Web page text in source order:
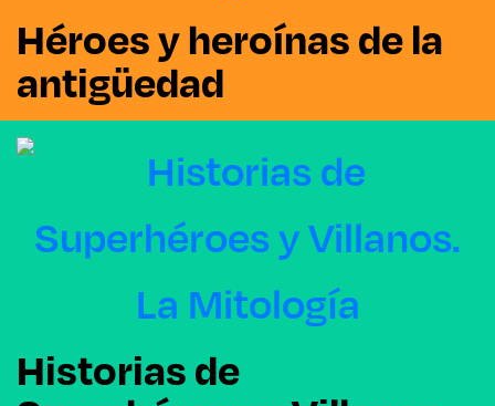
Héroes y heroínas de la
antigüedad
Historias de